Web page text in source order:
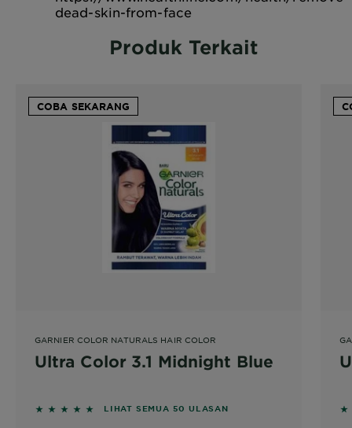
dead-skin-from-face
Produk Terkait
COBA SEKARANG
GARNIER COLOR NATURALS HAIR COLOR
Ultra Color 3.1 Midnight Blue
5 out of 5 stars based on reviews
LIHAT SEMUA 50 ULASAN 5